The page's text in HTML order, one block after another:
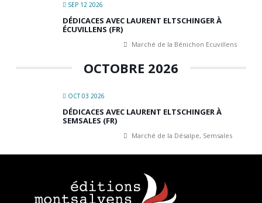
SEP 12 2026
DÉDICACES AVEC LAURENT ELTSCHINGER À
ÉCUVILLENS (FR)
Marché de la Bénichon Ecuvillens
OCTOBRE 2026
OCT 03 2026
DÉDICACES AVEC LAURENT ELTSCHINGER À
SEMSALES (FR)
Marché de la Désalpe, Semsales